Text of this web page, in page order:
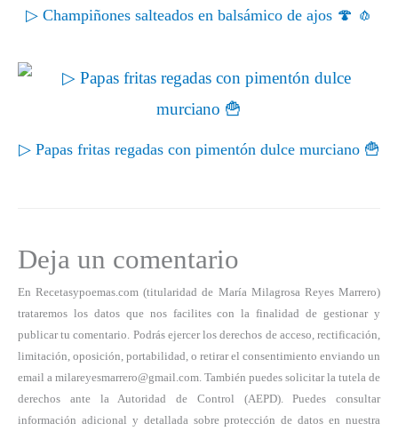
▷ Champiñones salteados en balsámico de ajos 🍄 🧄
▷ Papas fritas regadas con pimentón dulce murciano 🍟
Deja un comentario
En Recetasypoemas.com (titularidad de María Milagrosa Reyes Marrero)
trataremos los datos que nos facilites con la finalidad de gestionar y
publicar tu comentario. Podrás ejercer los derechos de acceso, rectificación,
limitación, oposición, portabilidad, o retirar el consentimiento enviando un
email a milareyesmarrero@gmail.com. También puedes solicitar la tutela de
derechos ante la Autoridad de Control (AEPD). Puedes consultar
información adicional y detallada sobre protección de datos en nuestra